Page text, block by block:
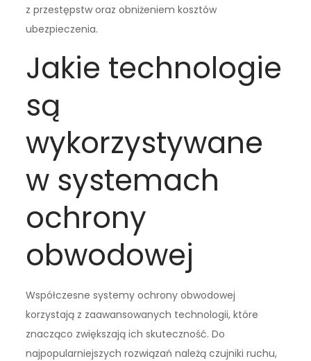
z przestępstw oraz obniżeniem kosztów
ubezpieczenia.
Jakie technologie
są
wykorzystywane
w systemach
ochrony
obwodowej
Współczesne systemy ochrony obwodowej
korzystają z zaawansowanych technologii, które
znacząco zwiększają ich skuteczność. Do
najpopularniejszych rozwiązań należą czujniki ruchu,